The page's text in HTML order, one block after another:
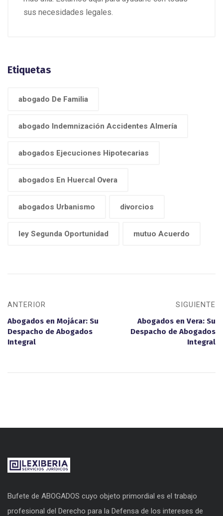
sus necesidades legales.
Etiquetas
abogado De Familia
abogado Indemnización Accidentes Almería
abogados Ejecuciones Hipotecarias
abogados En Huercal Overa
abogados Urbanismo divorcios
ley Segunda Oportunidad mutuo Acuerdo
ANTERIOR
Abogados en Mojácar: Su
Despacho de Abogados
Integral
SIGUIENTE
Abogados en Vera: Su
Despacho de Abogados
Integral
Bufete de ABOGADOS cuyo objeto primordial es el trabajo
profesional del Derecho para la Defensa de los intereses de